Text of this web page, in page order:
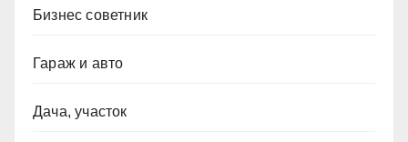
Бизнес советник
Гараж и авто
Дача, участок